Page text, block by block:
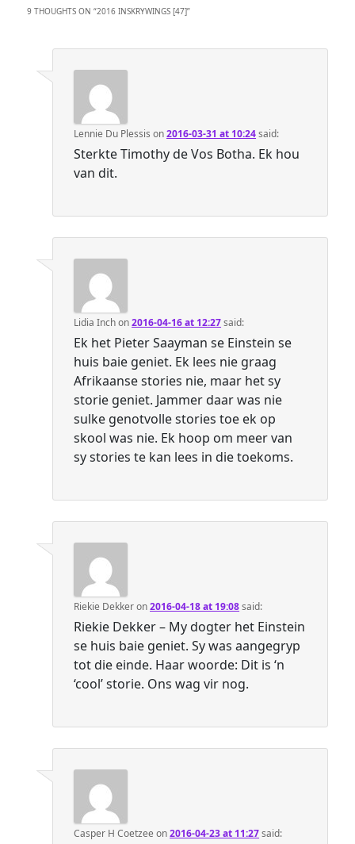
9 THOUGHTS ON “2016 INSKRYWINGS [47]”
Lennie Du Plessis on2016-03-31 at 10:24said:
Sterkte Timothy de Vos Botha. Ek hou
van dit.
Lidia Inchon2016-04-16 at 12:27said:
Ek het Pieter Saayman se Einstein se
huis baie geniet. Ek lees nie graag
Afrikaanse stories nie, maar het sy
storie geniet. Jammer daar was nie
sulke genotvolle stories toe ek op
skool was nie. Ek hoop om meer van
sy stories te kan lees in die toekoms.
Riekie Dekkeron2016-04-18 at 19:08said:
Riekie Dekker – My dogter het Einstein
se huis baie geniet. Sy was aangegryp
tot die einde. Haar woorde: Dit is ‘n
‘cool’ storie. Ons wag vir nog.
Casper H Coetzee on2016-04-23 at 11:27said: